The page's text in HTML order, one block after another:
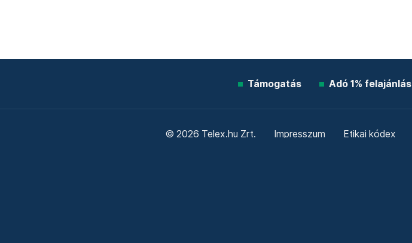
Támogatás Adó 1% felajánlás
© 2026 Telex.hu Zrt. Impresszum Etikai kódex